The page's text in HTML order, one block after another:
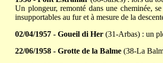
Un plongeur, remonté dans une cheminée,
insupportables au fur et à mesure de la
02/04/1957 - Goueil di Her (31-Arbas) : un
22/06/1958 - Grotte de la Balme (38-La